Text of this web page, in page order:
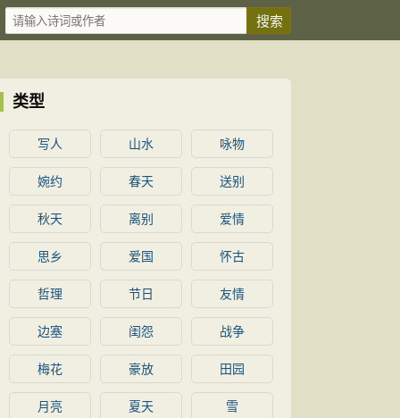
类型
写人 山水 咏物
婉约 春天 送别
秋天 离别 爱情
思乡 爱国 怀古
哲理 节日 友情
边塞 闺怨 战争
梅花 豪放 田园
月亮 夏天 雪